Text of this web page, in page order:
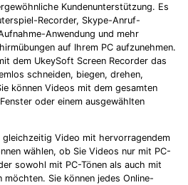
Kundenunterstützung. Es
Recorder, Skype-Anruf-
Anwendung und mehr
auf Ihrem PC aufzunehmen.
dem UkeySoft Screen Recorder das
schneiden, biegen, drehen,
können Videos mit dem gesamten
oder einem ausgewählten
Video mit hervorragendem
wählen, ob Sie Videos nur mit PC-
sowohl mit PC-Tönen als auch mit
Sie können jedes Online-
a Pro, Edit
AI Ease.
All with Filmora!
Try It Now